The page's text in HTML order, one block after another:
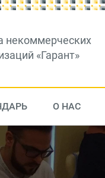
некоммерческих
«Гарант»
О НАС